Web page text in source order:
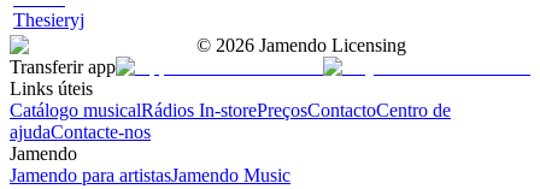
Thesieryj
© 2026 Jamendo Licensing
Transferir app
Links úteis
Catálogo musicalRádios In-storePreçosContactoCentro de
ajudaContacte-nos
Jamendo
Jamendo para artistasJamendo Music